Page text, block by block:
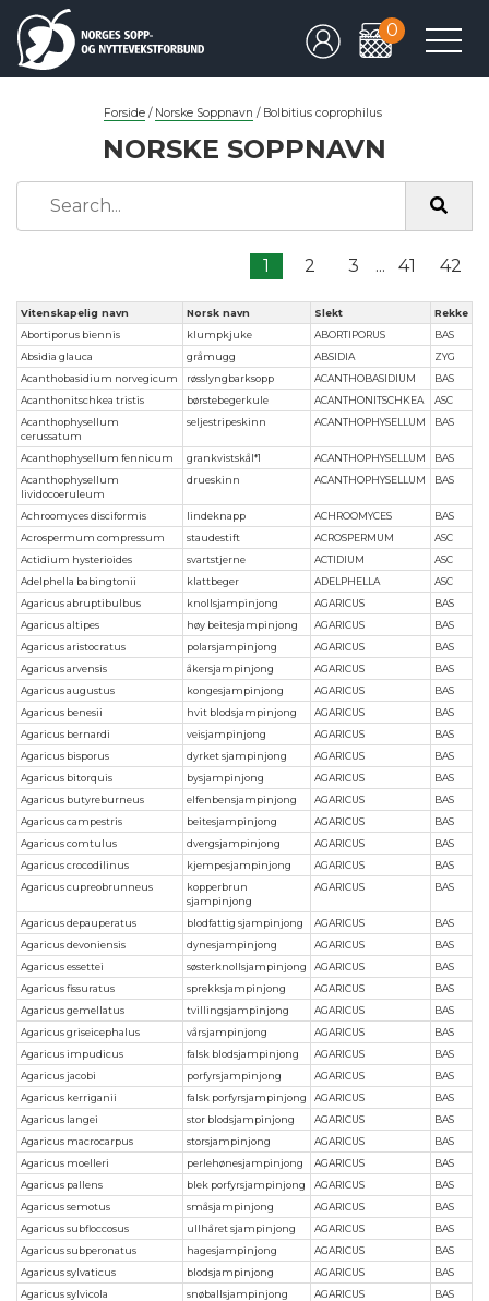
0
Forside / Norske Soppnavn / Bolbitius coprophilus
NORSKE SOPPNAVN
1 2 3 ... 41 42
Vitenskapelig navn Norsk navn Slekt
Rekke
Abortiporus biennis
klumpkjuke ABORTIPORUS
BAS
Absidia glauca
gråmugg ABSIDIA
ZYG
Acanthobasidium norvegicum
røsslyngbarksopp ACANTHOBASIDIUM
BAS
Acanthonitschkea tristis
børstebegerkule ACANTHONITSCHKEA
ASC
Acanthophysellum
cerussatum
seljestripeskinn ACANTHOPHYSELLUM BAS
Acanthophysellum fennicum grankvistskål*1 ACANTHOPHYSELLUM
BAS
Acanthophysellum
lividocoeruleum
drueskinn ACANTHOPHYSELLUM BAS
Achroomyces disciformis lindeknapp ACHROOMYCES
BAS
Acrospermum compressum
staudestift ACROSPERMUM
ASC
Actidium hysterioides
svartstjerne ACTIDIUM
ASC
Adelphella babingtonii
klattbeger ADELPHELLA
ASC
Agaricus abruptibulbus
knollsjampinjong AGARICUS
BAS
Agaricus altipes
høy beitesjampinjong AGARICUS
BAS
Agaricus aristocratus
polarsjampinjong AGARICUS
BAS
Agaricus arvensis
åkersjampinjong AGARICUS
BAS
Agaricus augustus
kongesjampinjong AGARICUS
BAS
Agaricus benesii
hvit blodsjampinjong AGARICUS
BAS
Agaricus bernardi
veisjampinjong AGARICUS
BAS
Agaricus bisporus
dyrket sjampinjong AGARICUS
BAS
Agaricus bitorquis
bysjampinjong AGARICUS
BAS
Agaricus butyreburneus
elfenbensjampinjong AGARICUS
BAS
Agaricus campestris
beitesjampinjong AGARICUS
BAS
Agaricus comtulus
dvergsjampinjong AGARICUS
BAS
Agaricus crocodilinus
kjempesjampinjong AGARICUS
BAS
Agaricus cupreobrunneus
kopperbrun
sjampinjong
AGARICUS BAS
Agaricus depauperatus blodfattig sjampinjong AGARICUS
BAS
Agaricus devoniensis
dynesjampinjong AGARICUS
BAS
Agaricus essettei
søsterknollsjampinjong AGARICUS
BAS
Agaricus fissuratus
sprekksjampinjong AGARICUS
BAS
Agaricus gemellatus
tvillingsjampinjong AGARICUS
BAS
Agaricus griseicephalus
vårsjampinjong AGARICUS
BAS
Agaricus impudicus
falsk blodsjampinjong AGARICUS
BAS
Agaricus jacobi
porfyrsjampinjong AGARICUS
BAS
Agaricus kerriganii
falsk porfyrsjampinjong AGARICUS
BAS
Agaricus langei
stor blodsjampinjong AGARICUS
BAS
Agaricus macrocarpus
storsjampinjong AGARICUS
BAS
Agaricus moelleri
perlehønesjampinjong AGARICUS
BAS
Agaricus pallens
blek porfyrsjampinjong AGARICUS
BAS
Agaricus semotus
småsjampinjong AGARICUS
BAS
Agaricus subfloccosus
ullhåret sjampinjong AGARICUS
BAS
Agaricus subperonatus
hagesjampinjong AGARICUS
BAS
Agaricus sylvaticus
blodsjampinjong AGARICUS
BAS
Agaricus sylvicola
snøballsjampinjong AGARICUS
BAS